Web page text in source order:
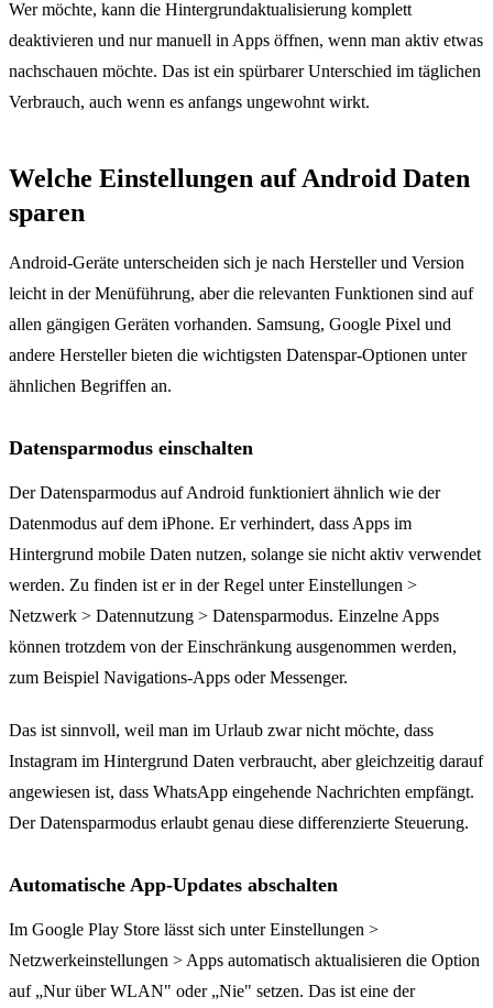
Wer möchte, kann die Hintergrundaktualisierung komplett
deaktivieren und nur manuell in Apps öffnen, wenn man aktiv etwas
nachschauen möchte. Das ist ein spürbarer Unterschied im täglichen
Verbrauch, auch wenn es anfangs ungewohnt wirkt.
Welche Einstellungen auf Android Daten
sparen
Android-Geräte unterscheiden sich je nach Hersteller und Version
leicht in der Menüführung, aber die relevanten Funktionen sind auf
allen gängigen Geräten vorhanden. Samsung, Google Pixel und
andere Hersteller bieten die wichtigsten Datenspar-Optionen unter
ähnlichen Begriffen an.
Datensparmodus einschalten
Der Datensparmodus auf Android funktioniert ähnlich wie der
Datenmodus auf dem iPhone. Er verhindert, dass Apps im
Hintergrund mobile Daten nutzen, solange sie nicht aktiv verwendet
werden. Zu finden ist er in der Regel unter Einstellungen >
Netzwerk > Datennutzung > Datensparmodus. Einzelne Apps
können trotzdem von der Einschränkung ausgenommen werden,
zum Beispiel Navigations-Apps oder Messenger.
Das ist sinnvoll, weil man im Urlaub zwar nicht möchte, dass
Instagram im Hintergrund Daten verbraucht, aber gleichzeitig darauf
angewiesen ist, dass WhatsApp eingehende Nachrichten empfängt.
Der Datensparmodus erlaubt genau diese differenzierte Steuerung.
Automatische App-Updates abschalten
Im Google Play Store lässt sich unter Einstellungen >
Netzwerkeinstellungen > Apps automatisch aktualisieren die Option
auf „Nur über WLAN" oder „Nie" setzen. Das ist eine der